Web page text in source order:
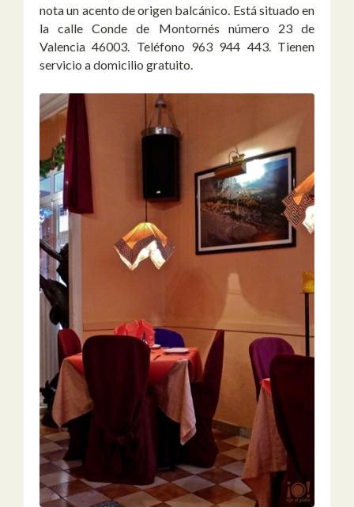
nota un acento de origen balcánico. Está situado en
la calle Conde de Montornés número 23 de
Valencia 46003. Teléfono 963 944 443. Tienen
servicio a domicilio gratuito.